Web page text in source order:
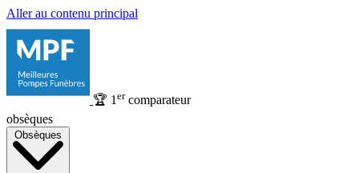
Aller au contenu principal
🏆 1 ercomparateur
obsèques
Obsèques